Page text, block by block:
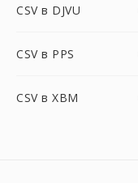
CSV в DJVU
CSV в PPS
CSV в XBM